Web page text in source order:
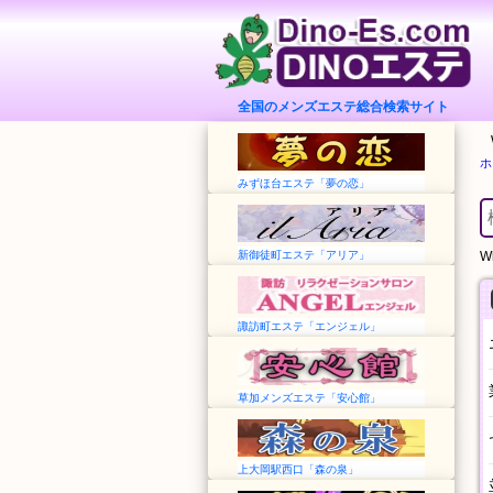
全国のメンズエステ総合検索サイト
みずほ台エステ「夢の恋」
新御徒町エステ「アリア」
諏訪町エステ「エンジェル」
草加メンズエステ「安心館」
上大岡駅西口「森の泉」